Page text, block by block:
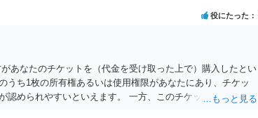
わしいのですが）も住所は明らかにしないでしょう。 何か
相手の住所等の情報を割り出していくしかないように思えま
役にたった
あなたのチケットを（代金を受け取った上で）購入したとい
うち1枚の所有権あるいは使用権限があなたにあり、チケッ
認められやすいといえます。 一方、このチケット購入には